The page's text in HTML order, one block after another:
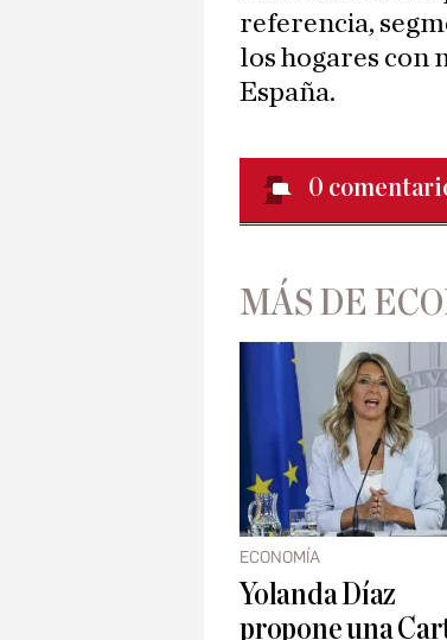
referencia,
los hogares con
España.
0
MÁS DE
ECONOMÍA
Yolanda Díaz
propone una